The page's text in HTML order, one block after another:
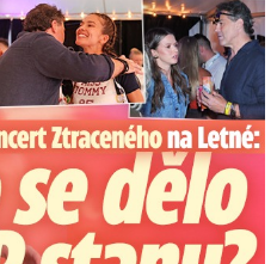
přišel s Dominikou, ale...